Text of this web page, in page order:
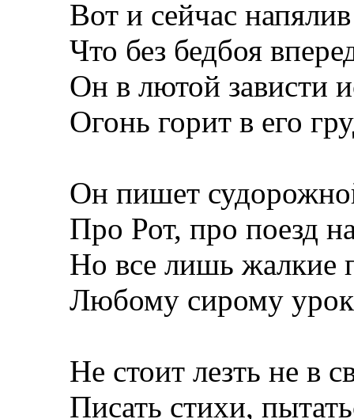
Вот и сейчас
Что без бедбоя
Он в лютой зависти
Огонь горит в его
Он пишет
Про Рот, про поезд
Но все лишь жалкие
Любому сирому
Не стоит лезть не в
Писать стихи,